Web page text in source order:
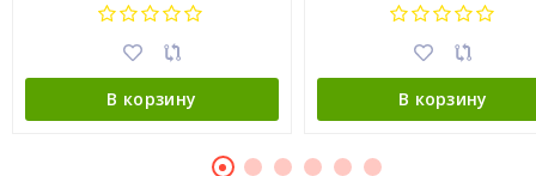
В корзину В корзину